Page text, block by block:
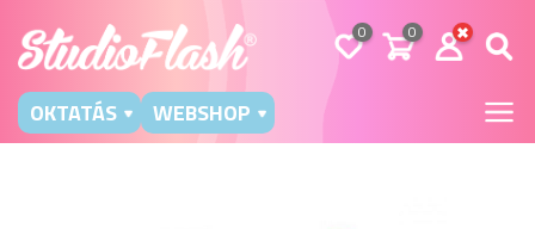
0 0
OKTATÁS WEBSHOP